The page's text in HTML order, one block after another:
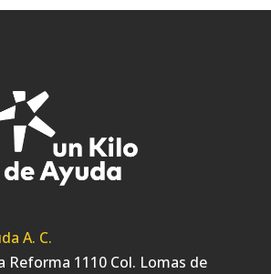
A. C.
Reforma 1110 Col. Lomas de